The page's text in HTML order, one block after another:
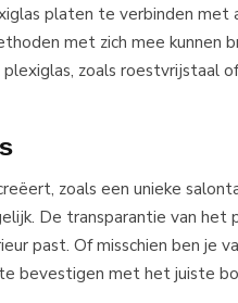
platen te verbinden met
met zich mee kunnen
zoals roestvrijstaal
zoals een unieke
De transparantie van
past. Of misschien ben je
bevestigen met het juiste